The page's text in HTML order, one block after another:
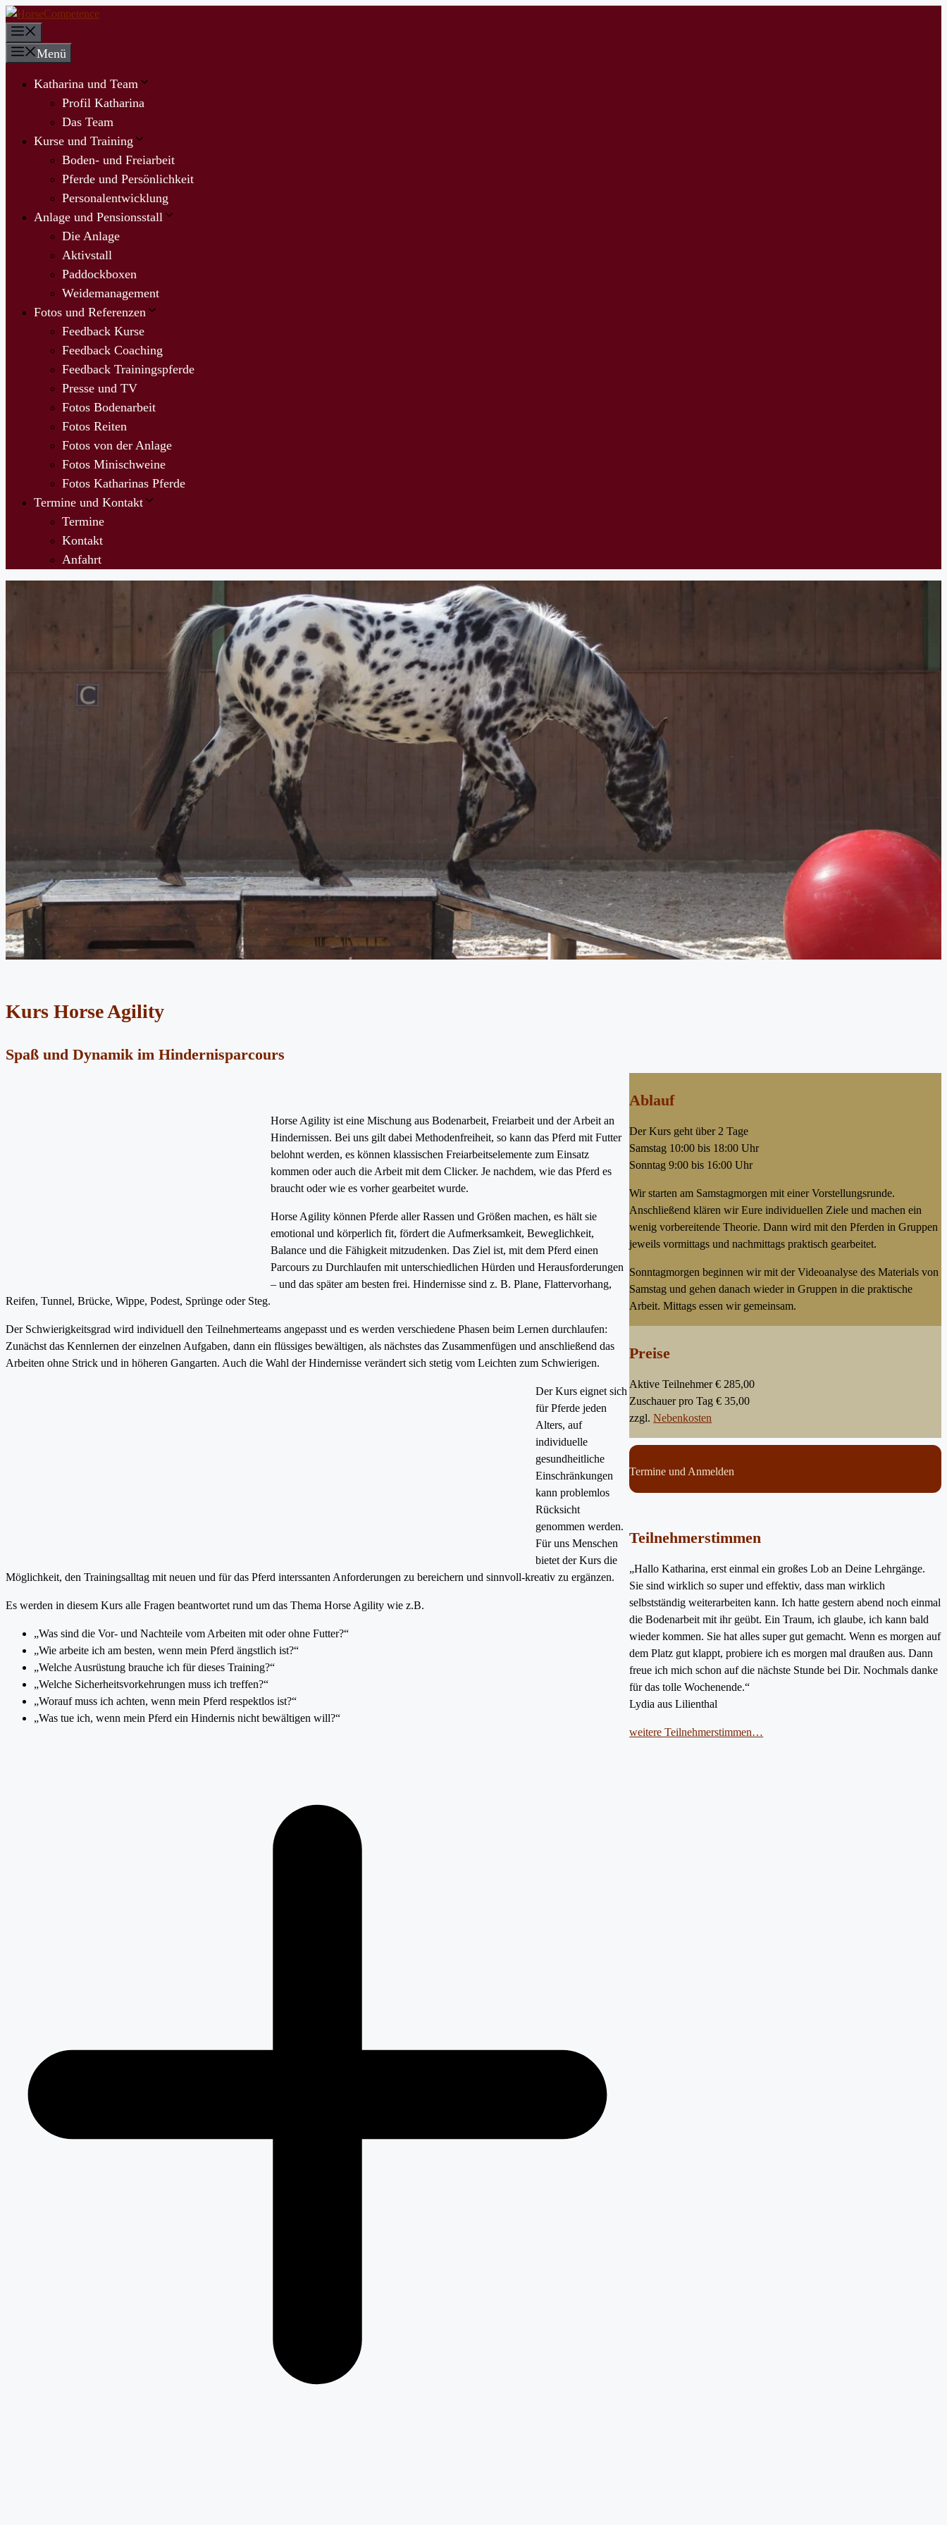
Zum
Inhalt
springenMenü
Katharina und Team
Profil Katharina
Das Team
Kurse und Training
Boden- und Freiarbeit
Pferde und Persönlichkeit
Personalentwicklung
Anlage und Pensionsstall
Die Anlage
Aktivstall
Paddockboxen
Weidemanagement
Fotos und Referenzen
Feedback Kurse
Feedback Coaching
Feedback Trainingspferde
Presse und TV
Fotos Bodenarbeit
Fotos Reiten
Fotos von der Anlage
Fotos Minischweine
Fotos Katharinas Pferde
Termine und Kontakt
Termine
Kontakt
Anfahrt
Kurs Horse Agility
Spaß und Dynamik im Hindernisparcours
Horse Agility ist eine Mischung aus Bodenarbeit, Freiarbeit und der Arbeit an
Hindernissen. Bei uns gilt dabei Methodenfreiheit, so kann das Pferd mit Futter
belohnt werden, es können klassischen Freiarbeitselemente zum Einsatz
kommen oder auch die Arbeit mit dem Clicker. Je nachdem, wie das Pferd es
braucht oder wie es vorher gearbeitet wurde.
Horse Agility können Pferde aller Rassen und Größen machen, es hält sie
emotional und körperlich fit, fördert die Aufmerksamkeit, Beweglichkeit,
Balance und die Fähigkeit mitzudenken. Das Ziel ist, mit dem Pferd einen
Parcours zu Durchlaufen mit unterschiedlichen Hürden und Herausforderungen
– und das später am besten frei. Hindernisse sind z. B. Plane, Flattervorhang,
Reifen, Tunnel, Brücke, Wippe, Podest, Sprünge oder Steg.
Der Schwierigkeitsgrad wird individuell den Teilnehmerteams angepasst und es werden verschiedene Phasen beim Lernen durchlaufen:
Zunächst das Kennlernen der einzelnen Aufgaben, dann ein flüssiges bewältigen, als nächstes das Zusammenfügen und anschließend das
Arbeiten ohne Strick und in höheren Gangarten. Auch die Wahl der Hindernisse verändert sich stetig vom Leichten zum Schwierigen.
Der Kurs eignet sich
für Pferde jeden
Alters, auf
individuelle
gesundheitliche
Einschränkungen
kann problemlos
Rücksicht
genommen werden.
Für uns Menschen
bietet der Kurs die
Möglichkeit, den Trainingsalltag mit neuen und für das Pferd interssanten Anforderungen zu bereichern und sinnvoll-kreativ zu ergänzen.
Es werden in diesem Kurs alle Fragen beantwortet rund um das Thema Horse Agility wie z.B.
„Was sind die Vor- und Nachteile vom Arbeiten mit oder ohne Futter?“
„Wie arbeite ich am besten, wenn mein Pferd ängstlich ist?“
„Welche Ausrüstung brauche ich für dieses Training?“
„Welche Sicherheitsvorkehrungen muss ich treffen?“
„Worauf muss ich achten, wenn mein Pferd respektlos ist?“
„Was tue ich, wenn mein Pferd ein Hindernis nicht bewältigen will?“
Ablauf
Der Kurs geht über 2 Tage
Samstag 10:00 bis 18:00 Uhr
Sonntag 9:00 bis 16:00 Uhr
Wir starten am Samstagmorgen mit einer Vorstellungsrunde.
Anschließend klären wir Eure individuellen Ziele und machen ein
wenig vorbereitende Theorie. Dann wird mit den Pferden in Gruppen
jeweils vormittags und nachmittags praktisch gearbeitet.
Sonntagmorgen beginnen wir mit der Videoanalyse des Materials von
Samstag und gehen danach wieder in Gruppen in die praktische
Arbeit. Mittags essen wir gemeinsam.
Preise
Aktive Teilnehmer € 285,00
Zuschauer pro Tag € 35,00
zzgl.Nebenkosten
Termine und Anmelden
Teilnehmerstimmen
„Hallo Katharina, erst einmal ein großes Lob an Deine Lehrgänge.
Sie sind wirklich so super und effektiv, dass man wirklich
selbstständig weiterarbeiten kann. Ich hatte gestern abend noch einmal
die Bodenarbeit mit ihr geübt. Ein Traum, ich glaube, ich kann bald
wieder kommen. Sie hat alles super gut gemacht. Wenn es morgen auf
dem Platz gut klappt, probiere ich es morgen mal draußen aus. Dann
freue ich mich schon auf die nächste Stunde bei Dir. Nochmals danke
für das tolle Wochenende.“
Lydia aus Lilienthal
weitere Teilnehmerstimmen…